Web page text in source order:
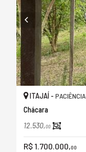
ITAJAÍ - PACIÊNCIA
Chácara
12.530,00
R$ 1.700.000,00